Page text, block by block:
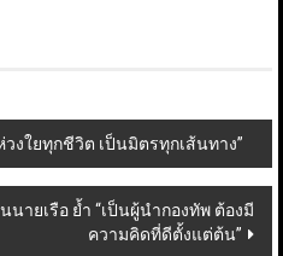
งใยทุกชีวิต เป็นมิตรทุกเส้นทาง”
นายเรือ ย้ำ “เป็นผู้นำกองทัพ ต้องมี
ความคิดที่ดีตั้งแต่ต้น”